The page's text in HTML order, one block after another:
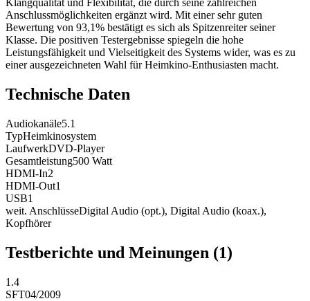
Klangqualität und Flexibilität, die durch seine zahlreichen
Anschlussmöglichkeiten ergänzt wird. Mit einer sehr guten
Bewertung von 93,1% bestätigt es sich als Spitzenreiter seiner
Klasse. Die positiven Testergebnisse spiegeln die hohe
Leistungsfähigkeit und Vielseitigkeit des Systems wider, was es zu
einer ausgezeichneten Wahl für Heimkino-Enthusiasten macht.
Technische Daten
Audiokanäle5.1
TypHeimkinosystem
LaufwerkDVD-Player
Gesamtleistung500 Watt
HDMI-In2
HDMI-Out1
USB1
weit. AnschlüsseDigital Audio (opt.), Digital Audio (koax.),
Kopfhörer
Testberichte und Meinungen (1)
1.4
SFT04/2009